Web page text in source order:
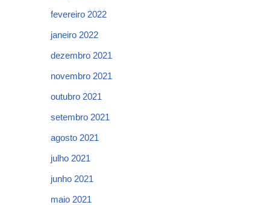
fevereiro 2022
janeiro 2022
dezembro 2021
novembro 2021
outubro 2021
setembro 2021
agosto 2021
julho 2021
junho 2021
maio 2021